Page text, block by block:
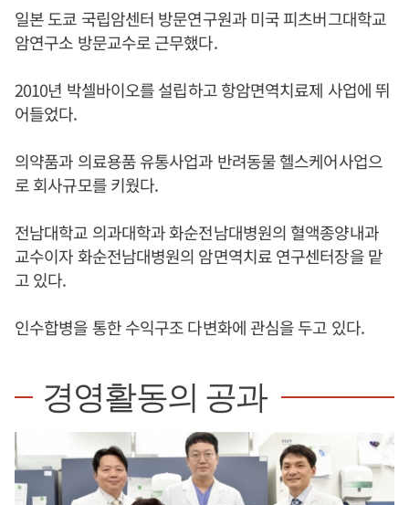
일본 도쿄 국립암센터 방문연구원과 미국 피츠버그대학교
암연구소 방문교수로 근무했다.
2010년 박셀바이오를 설립하고 항암면역치료제 사업에 뛰
어들었다.
의약품과 의료용품 유통사업과 반려동물 헬스케어사업으
로 회사규모를 키웠다.
전남대학교 의과대학과 화순전남대병원의 혈액종양내과
교수이자 화순전남대병원의 암면역치료 연구센터장을 맡
고 있다.
인수합병을 통한 수익구조 다변화에 관심을 두고 있다.
경영활동의 공과